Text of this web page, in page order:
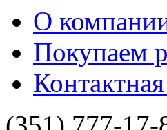
О
Покупаем